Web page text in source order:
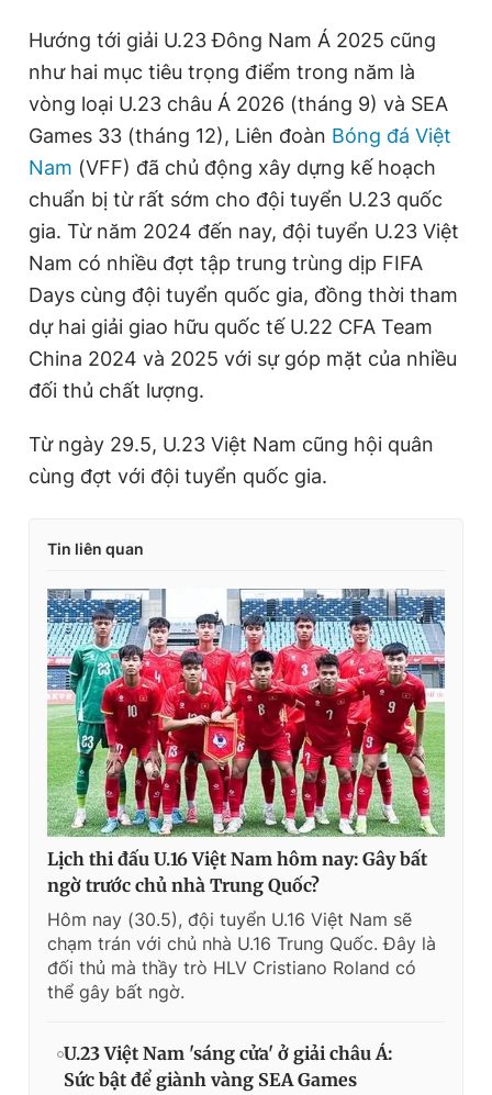
Hướng tới giải U.23 Đông Nam Á 2025 cũng
như hai mục tiêu trọng điểm trong năm là
vòng loại U.23 châu Á 2026 (tháng 9) và SEA
Games 33 (tháng 12), Liên đoàn Bóng đá Việt
Nam (VFF) đã chủ động xây dựng kế hoạch
chuẩn bị từ rất sớm cho đội tuyển U.23 quốc
gia. Từ năm 2024 đến nay, đội tuyển U.23 Việt
Nam có nhiều đợt tập trung trùng dịp FIFA
Days cùng đội tuyển quốc gia, đồng thời tham
dự hai giải giao hữu quốc tế U.22 CFA Team
China 2024 và 2025 với sự góp mặt của nhiều
đối thủ chất lượng.
Từ ngày 29.5, U.23 Việt Nam cũng hội quân
cùng đợt với đội tuyển quốc gia.
Tin liên quan
Lịch thi đấu U.16 Việt Nam hôm nay: Gây bất
ngờ trước chủ nhà Trung Quốc?
Hôm nay (30.5), đội tuyển U.16 Việt Nam sẽ
chạm trán với chủ nhà U.16 Trung Quốc. Đây là
đối thủ mà thầy trò HLV Cristiano Roland có
thể gây bất ngờ.
U.23 Việt Nam 'sáng cửa' ở giải châu Á:
Sức bật để giành vàng SEA Games